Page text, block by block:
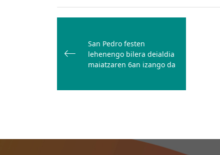
Bidalketetan
nabigatu
San Pedro festen
lehenengo bilera deialdia
maiatzaren 6an izango da